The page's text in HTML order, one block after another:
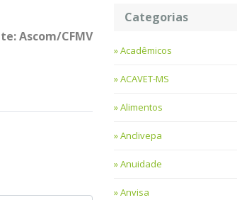
Ascom/CFMV
Categorias
Acadêmicos
ACAVET-MS
Alimentos
Anclivepa
Anuidade
Anvisa